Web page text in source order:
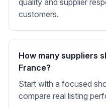
quality and supplier
customers.
How many suppliers
France?
Start with a focused
compare real listing